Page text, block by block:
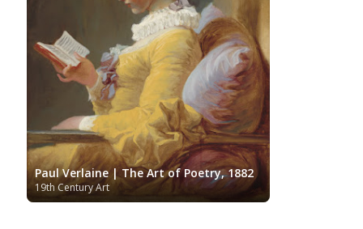
Paul Verlaine | The Art of Poetry, 1882
19th Century Art